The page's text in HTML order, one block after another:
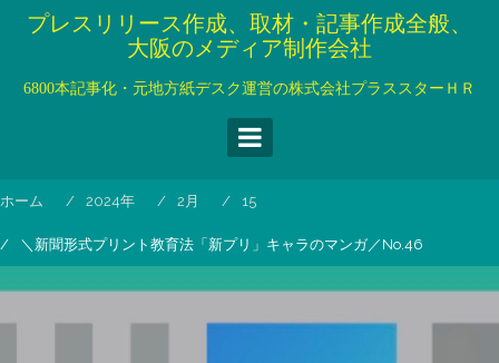
ッ
プレスリリース作成、取材・記事作成全般、
大阪のメディア制作会社
6800本記事化・元地方紙デスク運営の株式会社プラススターＨＲ
ホーム 2024年 2月 15
＼新聞形式プリント教育法「新プリ」キャラのマンガ／No.46